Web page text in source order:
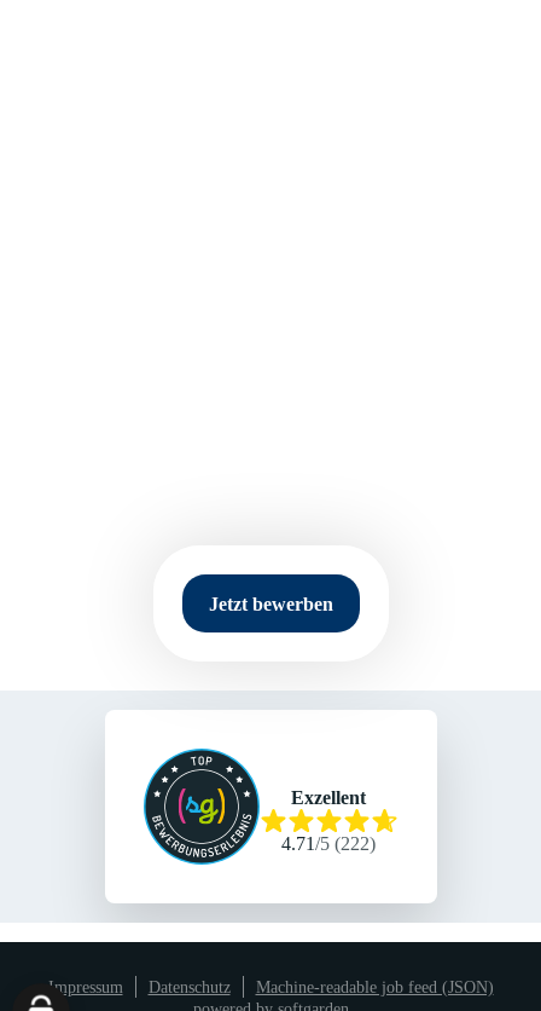
Jetzt bewerben
Exzellent
4.71/5 (222)
Impressum Datenschutz
Machine-readable job feed (JSON)